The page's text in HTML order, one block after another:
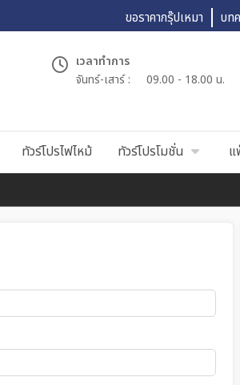
ขอราคากรุ๊ปเหมา บท
เวลาทำการ
จันทร์-เสาร์ :
09.00 - 18.00 น.
ทัวร์โปรไฟไหม้ ทัวร์โปรโมชั่น แ